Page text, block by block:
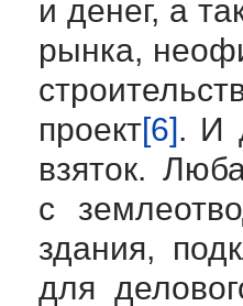
и денег, а
рынка,
проект[6]. И
взяток.
с
здания,
для